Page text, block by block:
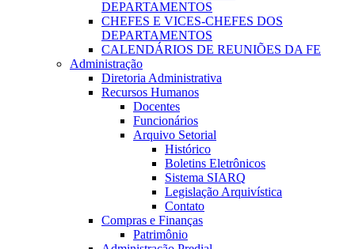
DEPARTAMENTOS
CHEFES E VICES-CHEFES DOS
DEPARTAMENTOS
CALENDÁRIOS DE REUNIÕES DA FE
Administração
Diretoria Administrativa
Recursos Humanos
Docentes
Funcionários
Arquivo Setorial
Histórico
Boletins Eletrônicos
Sistema SIARQ
Legislação Arquivística
Contato
Compras e Finanças
Patrimônio